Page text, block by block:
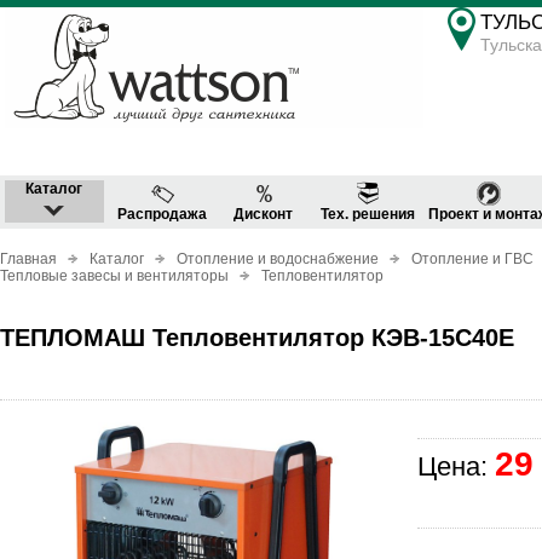
Каталог
Распродажа
Дисконт Тех. решения Проект и
Главная Каталог Отопление и водоснабжение
Отопление и ГВС
Тепловые завесы и вентиляторы
Тепловентилятор
ТЕПЛОМАШ Тепловентилятор КЭВ-15С40Е
Цена: 29